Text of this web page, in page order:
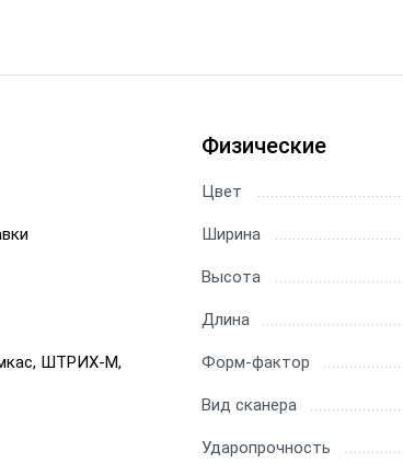
Знак
ШТРИХ-М,
Физические
Цвет
Ширина
Высота
Длина
Форм-фактор
Вид сканера
Ударопрочность